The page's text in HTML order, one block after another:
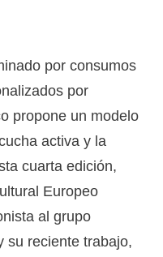
por consumos
por
propone un modelo
activa y la
cuarta edición,
Europeo
al grupo
su reciente trabajo,